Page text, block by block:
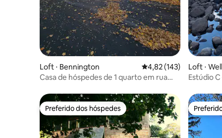
Loft ⋅ Bennington 4,82 de uma avaliação
4,82 (143)
Casa de hóspedes de 1 quarto em rua
Loft ⋅
Estúdio
Preferido dos hóspedes
Preferido dos hóspedes